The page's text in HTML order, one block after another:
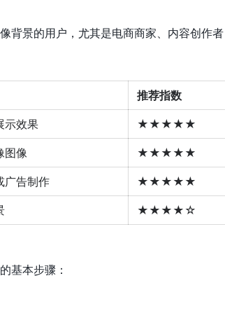
景的用户，尤其是电商商家、内容创作者
推荐指数
示效果 ★★★★★
图像 ★★★★★
广告制作 ★★★★★
★★★★☆
基本步骤：